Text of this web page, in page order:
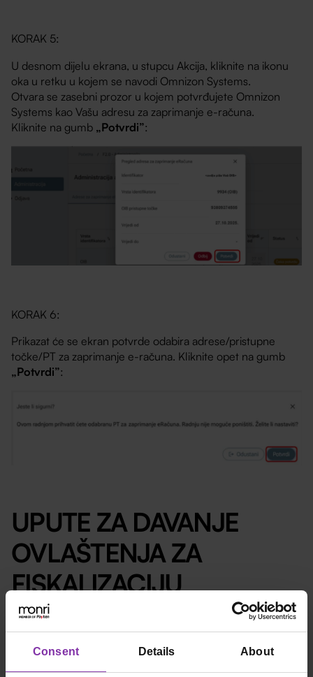
Consent Details About
KORAK 5:
U desnom dijelu ekrana, u stupcu Akcija, kliknite na ikonu
oka u retku u kojem se navodi Omnizon Systems.
Otvara se zasebni prozor u kojem potvrđujete Omnizon
Systems kao Vašu adresu za zaprimanje e-računa.
Kliknite na gumb „Potvrdi”:
KORAK 6:
Prikazat će se ekran potvrde odabira adrese/pristupne
točke/PT za zaprimanje e-računa. Kliknite opet na gumb
„Potvrdi”:
UPUTE ZA DAVANJE
OVLAŠTENJA ZA
FISKALIZACIJU
Kako biste odabranom informacijskom posredniku dali
ovlaštenje za fiskalizaciju, slijedite ove korake:
KORAK 1: